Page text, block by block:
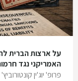
על ארצות הברית
האמריקני נגד
פרופ' יוג'ין קונטורוביץ'